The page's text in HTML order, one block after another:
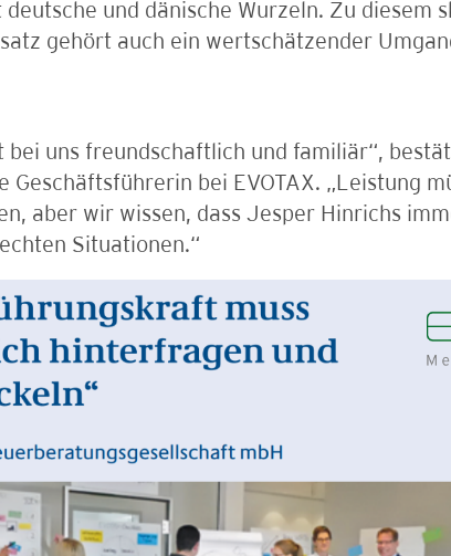
deutsche und dänische Wurzeln. Zu diesem
gehört auch ein wertschätzender
bei uns freundschaftlich und familiär“,
Geschäftsführerin bei EVOTAX. „Leistung
aber wir wissen, dass Jesper Hinrichs
Situationen.“